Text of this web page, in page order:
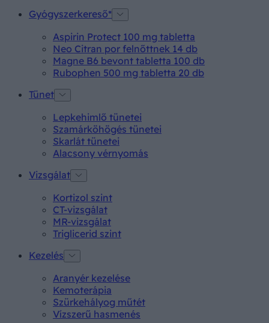
Gyógyszerkereső*
Aspirin Protect 100 mg tabletta
Neo Citran por felnőttnek 14 db
Magne B6 bevont tabletta 100 db
Rubophen 500 mg tabletta 20 db
Tünet
Lepkehimlő tünetei
Szamárköhögés tünetei
Skarlát tünetei
Alacsony vérnyomás
Vizsgálat
Kortizol szint
CT-vizsgálat
MR-vizsgálat
Triglicerid szint
Kezelés
Aranyér kezelése
Kemoterápia
Szürkehályog műtét
Vízszerű hasmenés